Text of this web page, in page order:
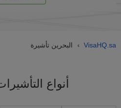
VisaHQ.sa
› البحرين تأشيرة
أنواع